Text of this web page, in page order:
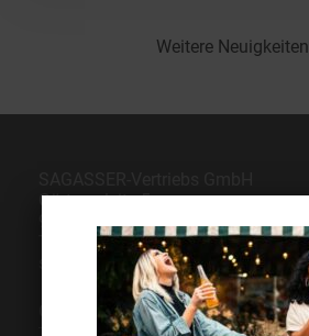
Weitere Neuigkeiten
Gärtnersleite 5
96450 Coburg
Telefon09561 6490-0
servus@sagasser.de
Gastro / Großhandel